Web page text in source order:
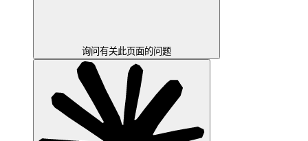
询问有关此页面的问题